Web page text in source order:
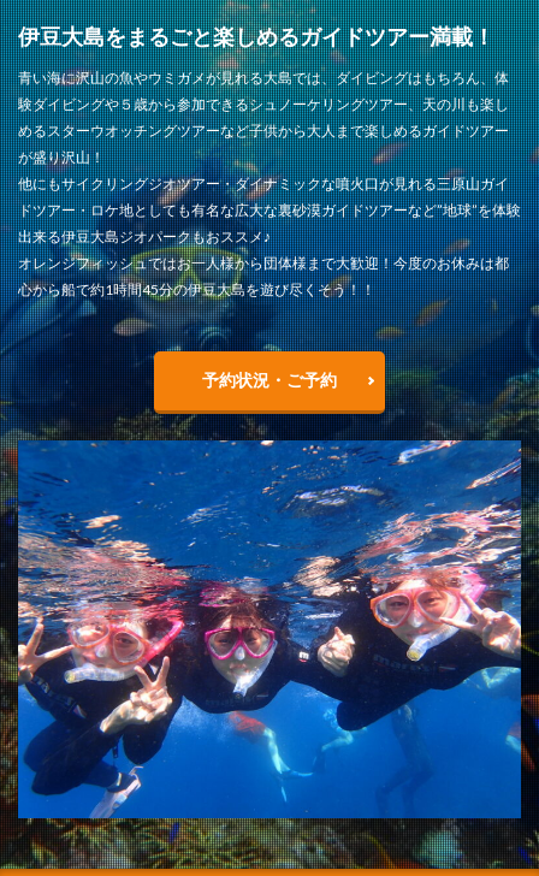
伊豆大島をまるごと楽しめるガイドツアー満載！
青い海に沢山の魚やウミガメが見れる大島では、ダイビングはもちろん、体
験ダイビングや５歳から参加できるシュノーケリングツアー、天の川も楽し
めるスターウオッチングツアーなど子供から大人まで楽しめるガイドツアー
が盛り沢山！
他にもサイクリングジオツアー・ダイナミックな噴火口が見れる三原山ガイ
ドツアー・ロケ地としても有名な広大な裏砂漠ガイドツアーなど”地球”を体験
出来る伊豆大島ジオパークもおススメ♪
オレンジフィッシュではお一人様から団体様まで大歓迎！今度のお休みは都
心から船で約1時間45分の伊豆大島を遊び尽くそう！！
予約状況・ご予約